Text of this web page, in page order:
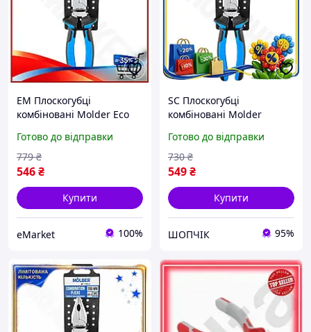
EM Плоскогубці
комбіновані Molder Eco
скручування дроту та
утримання деталей із
двок MAR_K
Готово до відправки
546₴
779 ₴
Купити
eMarket 100%
SC Плоскогубці
комбіновані Molder
скручування дроту та
утримання деталей із дво
CH2_99K
Готово до відправки
549₴
730 ₴
Купити
ШОПЧІК 95%